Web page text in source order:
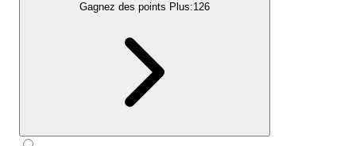
Gagnez des points Plus:126